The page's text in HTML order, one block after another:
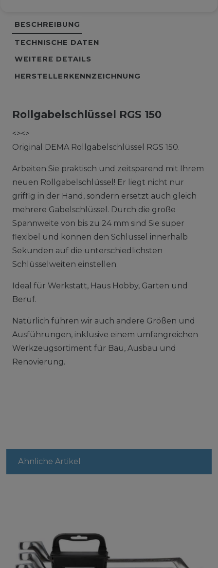
BESCHREIBUNG
TECHNISCHE DATEN
WEITERE DETAILS
HERSTELLERKENNZEICHNUNG
Rollgabelschlüssel RGS 150
<><>
Original DEMA Rollgabelschlüssel RGS 150.
Arbeiten Sie praktisch und zeitsparend mit Ihrem
neuen Rollgabelschlüssel! Er liegt nicht nur
griffig in der Hand, sondern ersetzt auch gleich
mehrere Gabelschlüssel. Durch die große
Spannweite von bis zu 24 mm sind Sie super
flexibel und können den Schlüssel innerhalb
Sekunden auf die unterschiedlichsten
Schlüsselweiten einstellen.
Ideal für Werkstatt, Haus Hobby, Garten und
Beruf.
Natürlich führen wir auch andere Größen und
Ausführungen, inklusive einem umfangreichen
Werkzeugsortiment für Bau, Ausbau und
Renovierung.
Ähnliche Artikel